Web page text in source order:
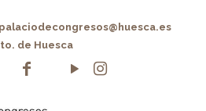
palaciodecongresos@huesca.es
de Huesca